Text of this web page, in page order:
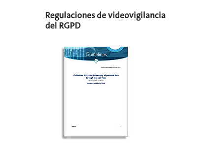
Regulaciones de videovigilancia
del RGPD